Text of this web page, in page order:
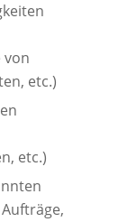
von
etc.)
etc.)